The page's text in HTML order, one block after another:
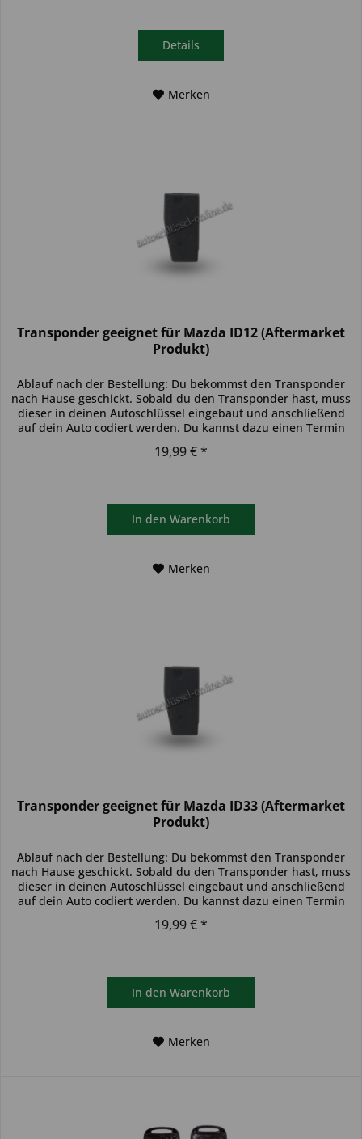
Details
Merken
Transponder geeignet für Mazda ID12 (Aftermarket
Produkt)
Ablauf nach der Bestellung: Du bekommst den Transponder
nach Hause geschickt. Sobald du den Transponder hast, muss
dieser in deinen Autoschlüssel eingebaut und anschließend
auf dein Auto codiert werden. Du kannst dazu einen Termin
19,99 € *
In den Warenkorb
Merken
Transponder geeignet für Mazda ID33 (Aftermarket
Produkt)
Ablauf nach der Bestellung: Du bekommst den Transponder
nach Hause geschickt. Sobald du den Transponder hast, muss
dieser in deinen Autoschlüssel eingebaut und anschließend
auf dein Auto codiert werden. Du kannst dazu einen Termin
19,99 € *
In den Warenkorb
Merken